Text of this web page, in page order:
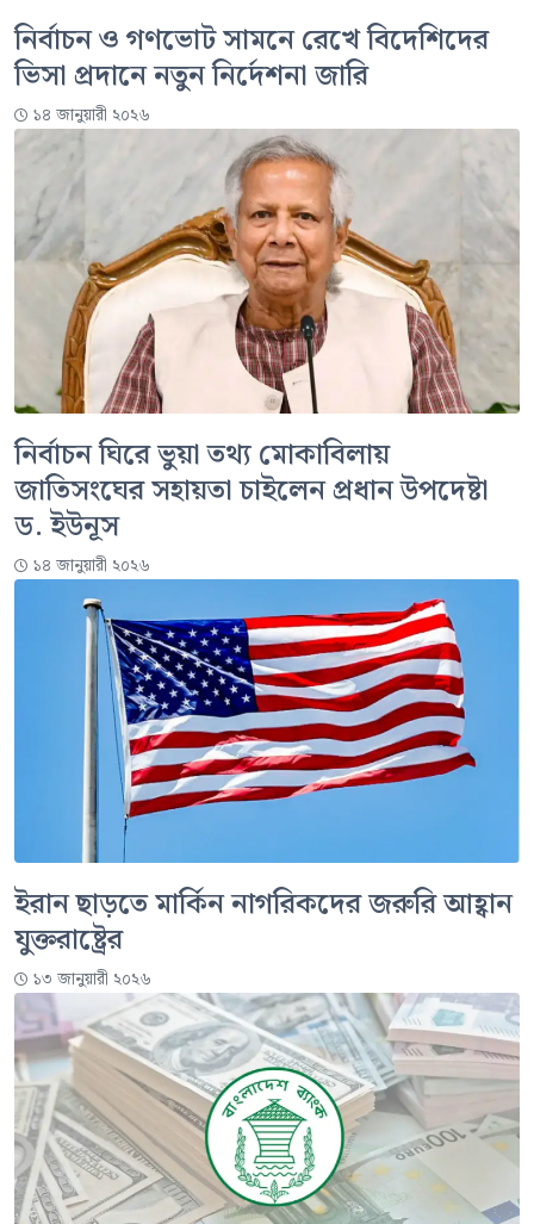
নির্বাচন ও গণভোট সামনে রেখে বিদেশিদের
ভিসা প্রদানে নতুন নির্দেশনা জারি
১৪ জানুয়ারী ২০২৬
নির্বাচন ঘিরে ভুয়া তথ্য মোকাবিলায়
জাতিসংঘের সহায়তা চাইলেন প্রধান উপদেষ্টা
ড. ইউনূস
১৪ জানুয়ারী ২০২৬
ইরান ছাড়তে মার্কিন নাগরিকদের জরুরি আহ্বান
যুক্তরাষ্ট্রের
১৩ জানুয়ারী ২০২৬